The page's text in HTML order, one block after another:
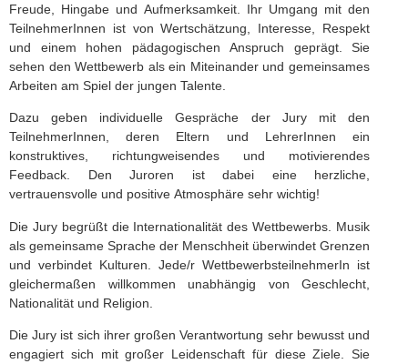
Freude, Hingabe und Aufmerksamkeit. Ihr Umgang mit den
TeilnehmerInnen ist von Wertschätzung, Interesse, Respekt
und einem hohen pädagogischen Anspruch geprägt. Sie
sehen den Wettbewerb als ein Miteinander und gemeinsames
Arbeiten am Spiel der jungen Talente.
Dazu geben individuelle Gespräche der Jury mit den
TeilnehmerInnen, deren Eltern und LehrerInnen ein
konstruktives, richtungweisendes und motivierendes
Feedback. Den Juroren ist dabei eine herzliche,
vertrauensvolle und positive Atmosphäre sehr wichtig!
Die Jury begrüßt die Internationalität des Wettbewerbs. Musik
als gemeinsame Sprache der Menschheit überwindet Grenzen
und verbindet Kulturen. Jede/r WettbewerbsteilnehmerIn ist
gleichermaßen willkommen unabhängig von Geschlecht,
Nationalität und Religion.
Die Jury ist sich ihrer großen Verantwortung sehr bewusst und
engagiert sich mit großer Leidenschaft für diese Ziele. Sie